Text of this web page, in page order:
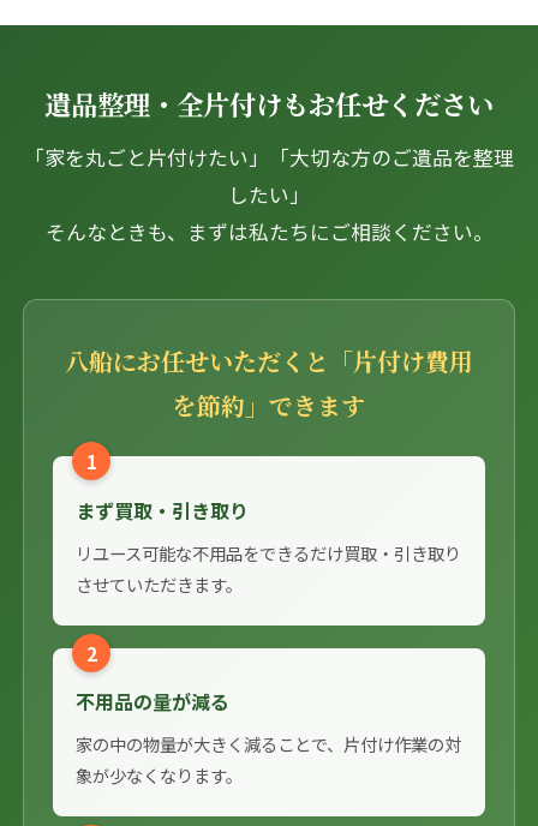
遺品整理・全片付けもお任せください
「家を丸ごと片付けたい」「大切な方のご遺品を整理
したい」
そんなときも、まずは私たちにご相談ください。
八船にお任せいただくと「片付け費用
を節約」できます
1
まず買取・引き取り
リユース可能な不用品をできるだけ買取・引き取り
させていただきます。
2
不用品の量が減る
家の中の物量が大きく減ることで、片付け作業の対
象が少なくなります。